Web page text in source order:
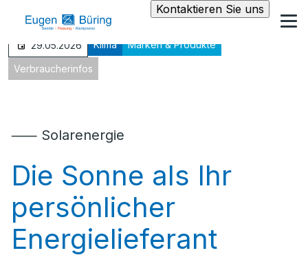
Kontaktieren Sie uns
29.05.2026 Klima Marken & Produkte
Verbraucherinfos
⸺ Solarenergie
Die Sonne als Ihr
persönlicher
Energielieferant